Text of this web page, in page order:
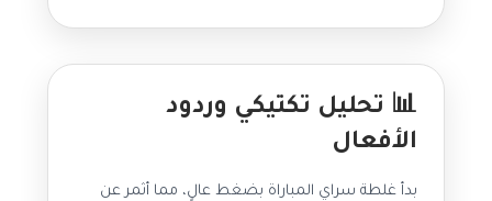
📊 تحليل تكتيكي وردود
الأفعال
بدأ غلطة سراي المباراة بضغط عالٍ، مما أثمر عن